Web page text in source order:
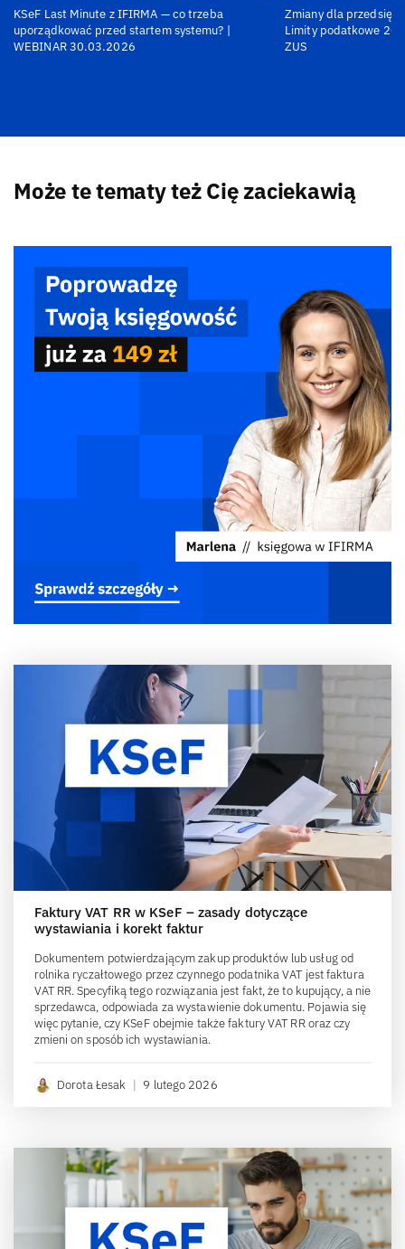
KSeF Last Minute z IFIRMA — co trzeba
uporządkować przed startem systemu? |
WEBINAR 30.03.2026
Zmiany dla
Limity podatkowe
ZUS
Może te tematy też Cię zaciekawią
Faktury VAT RR w KSeF – zasady dotyczące
wystawiania i korekt faktur
Dokumentem potwierdzającym zakup produktów lub usług od
rolnika ryczałtowego przez czynnego podatnika VAT jest faktura
VAT RR. Specyfiką tego rozwiązania jest fakt, że to kupujący, a nie
sprzedawca, odpowiada za wystawienie dokumentu. Pojawia się
więc pytanie, czy KSeF obejmie także faktury VAT RR oraz czy
zmieni on sposób ich wystawiania.
Dorota Łesak | 9 lutego 2026